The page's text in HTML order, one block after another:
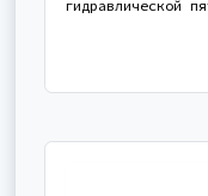
гидравлической